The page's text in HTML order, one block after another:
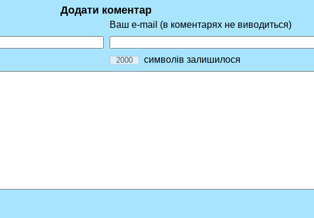
Додати коментар
Ваш e-mail (в коментарях не виводиться)
символів залишилося